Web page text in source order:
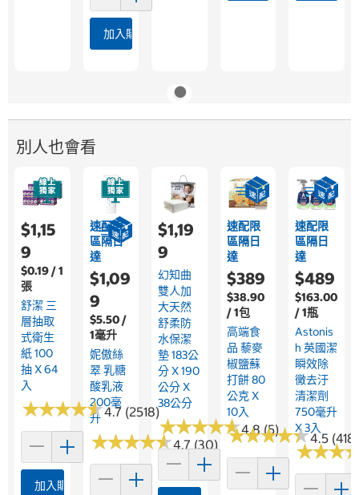
加入購物車
別人也會看
$1,15
9
$0.19 / 1
張
舒潔 三
層抽取
式衛生
紙 100
抽 X 64
入
★★★★★
★★★★★4.7 (2518)
加入購物車
速配限
區隔日
達
$1,09
9
$5.50 /
1毫升
妮傲絲
翠 乳糖
酸乳液
200毫
升
★★★★★
★★★★★4.7 (30)
$1,19
9
幻知曲
雙人加
大天然
舒柔防
水保潔
墊 183公
分 X 190
公分 X
38公分
★★★★★
★★★★★4.8 (5)
速配限
區隔日
達
$389
$38.90
/ 1包
高端食
品 藜麥
椒鹽蘇
打餅 80
公克 X
10入
★★★★★
★★★★★4.5 (418)
速配限
區隔日
達
$489
$163.00
/ 1瓶
Astonis
H 英國潔
瞬效除
黴去汙
清潔劑
750毫升
X 3入
★★★
★★★